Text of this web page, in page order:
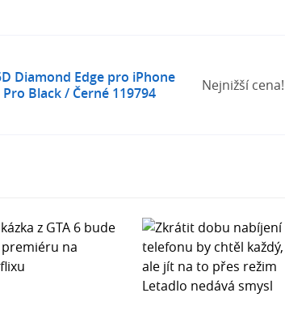
Diamond Edge pro iPhone
Black / Černé 119794
Nejnižší cena!